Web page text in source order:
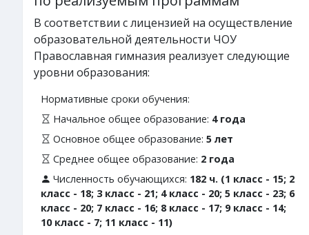
В соответствии с лицензией на осуществление
образовательной деятельности ЧОУ
Православная гимназия реализует следующие
уровни образования:
Нормативные сроки обучения:
Начальное общее образование: 4 года
Основное общее образование: 5 лет
Среднее общее образование: 2 года
Численность обучающихся: 182 ч. (1 класс - 15; 2
класс - 18; 3 класс - 21; 4 класс - 20; 5 класс - 23; 6
класс - 20; 7 класс - 16; 8 класс - 17; 9 класс - 14;
10 класс - 7; 11 класс - 11)